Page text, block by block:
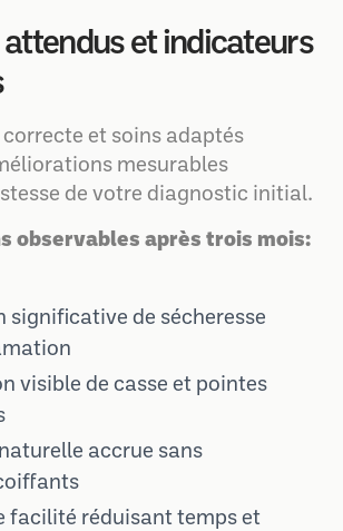
attendus et indicateurs
et soins adaptés
mesurables
de votre diagnostic initial.
observables après trois mois:
significative de sécheresse
visible de casse et pointes
accrue sans
facilité réduisant temps et